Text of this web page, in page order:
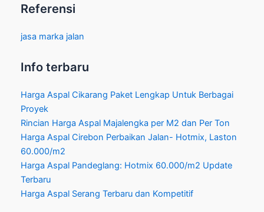
Referensi
jasa marka jalan
Info terbaru
Harga Aspal Cikarang Paket Lengkap Untuk Berbagai
Proyek
Rincian Harga Aspal Majalengka per M2 dan Per Ton
Harga Aspal Cirebon Perbaikan Jalan- Hotmix, Laston
60.000/m2
Harga Aspal Pandeglang: Hotmix 60.000/m2 Update
Terbaru
Harga Aspal Serang Terbaru dan Kompetitif